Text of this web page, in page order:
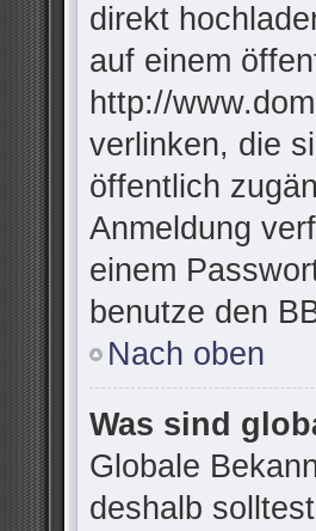
direkt
auf einem
http://
verlinken, die
öffentlich
Anmeldung
einem
benutze den
Nach oben
Was sind
Globale
deshalb